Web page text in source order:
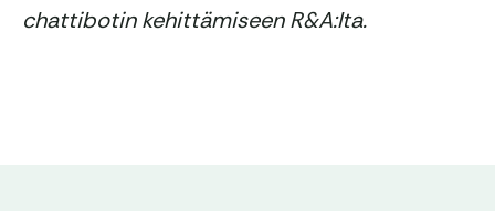
chattibotin kehittämiseen R&A:lta.